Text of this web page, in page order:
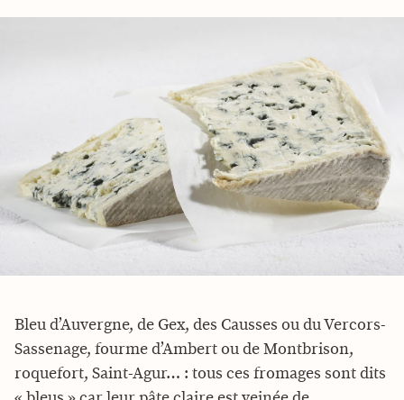
Bleu d’Auvergne, de Gex, des Causses ou du Vercors-
Sassenage, fourme d’Ambert ou de Montbrison,
roquefort, Saint-Agur… : tous ces fromages sont dits